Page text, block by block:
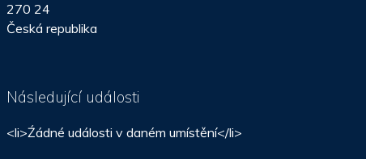
270 24
Česká republika
Následující události
<li>Źádné události v daném umístění</li>